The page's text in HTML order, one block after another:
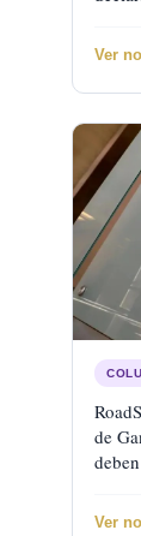
Ver
de
Ver